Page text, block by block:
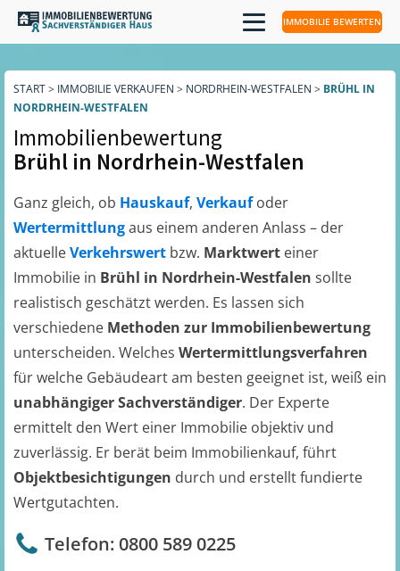
IMMOBILIE BEWERTEN
START> IMMOBILIE VERKAUFEN > NORDRHEIN-WESTFALEN > BRÜHL IN
NORDRHEIN-WESTFALEN
Immobilienbewertung
Brühl in Nordrhein-Westfalen
Ganz gleich, ob Hauskauf, Verkaufoder
Wertermittlungaus einem anderen Anlass – der
aktuelleVerkehrswert bzw. Marktwert einer
Immobilie in Brühl in Nordrhein-Westfalen sollte
realistisch geschätzt werden. Es lassen sich
verschiedene Methoden zur Immobilienbewertung
unterscheiden. Welches Wertermittlungsverfahren
für welche Gebäudeart am besten geeignet ist, weiß ein
unabhängiger Sachverständiger. Der Experte
ermittelt den Wert einer Immobilie objektiv und
zuverlässig. Er berät beim Immobilienkauf, führt
Objektbesichtigungen durch und erstellt fundierte
Wertgutachten.
Telefon: 0800 589 0225